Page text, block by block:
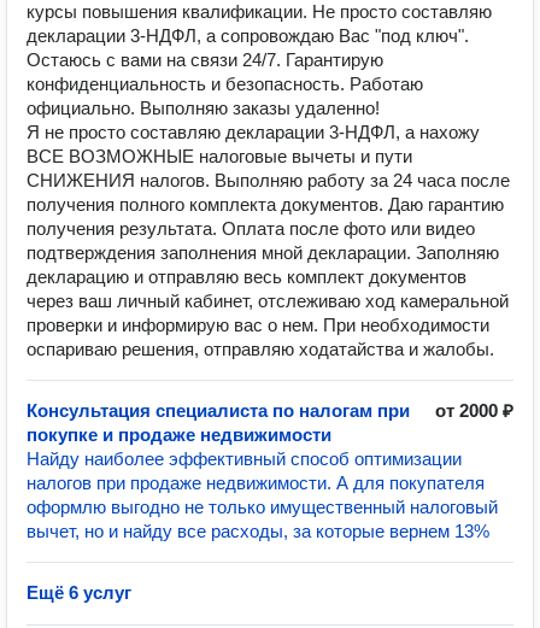
курсы повышения квалификации. Не просто составляю
декларации 3-НДФЛ, а сопровождаю Вас "под ключ".
Остаюсь с вами на связи 24/7. Гарантирую
конфиденциальность и безопасность. Работаю
официально. Выполняю заказы удаленно!
Я не просто составляю декларации 3-НДФЛ, а нахожу
ВСЕ ВОЗМОЖНЫЕ налоговые вычеты и пути
СНИЖЕНИЯ налогов. Выполняю работу за 24 часа после
получения полного комплекта документов. Даю гарантию
получения результата. Оплата после фото или видео
подтверждения заполнения мной декларации. Заполняю
декларацию и отправляю весь комплект документов
через ваш личный кабинет, отслеживаю ход камеральной
проверки и информирую вас о нем. При необходимости
оспариваю решения, отправляю ходатайства и жалобы.
Консультация специалиста по налогам при
покупке и продаже недвижимости
от 2000 ₽
Найду наиболее эффективный способ оптимизации
налогов при продаже недвижимости. А для покупателя
оформлю выгодно не только имущественный налоговый
вычет, но и найду все расходы, за которые вернем 13%
Ещё 6 услуг